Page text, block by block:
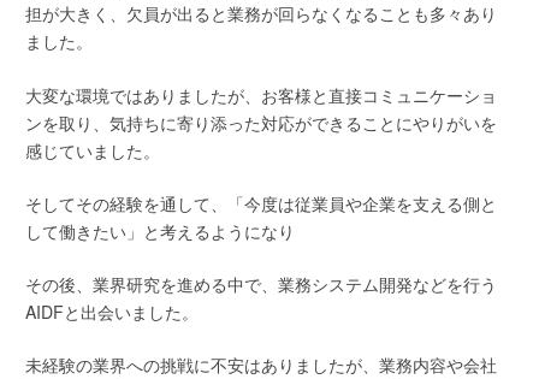
担が大きく、欠員が出ると業務が回らなくなることも多々あり
ました。
大変な環境ではありましたが、お客様と直接コミュニケーショ
ンを取り、気持ちに寄り添った対応ができることにやりがいを
感じていました。
そしてその経験を通して、「今度は従業員や企業を支える側と
して働きたい」と考えるようになり
その後、業界研究を進める中で、業務システム開発などを行う
AIDFと出会いました。
未経験の業界への挑戦に不安はありましたが、業務内容や会社